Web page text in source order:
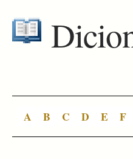
A B C D E F